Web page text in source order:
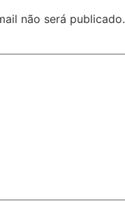
não será publicado.